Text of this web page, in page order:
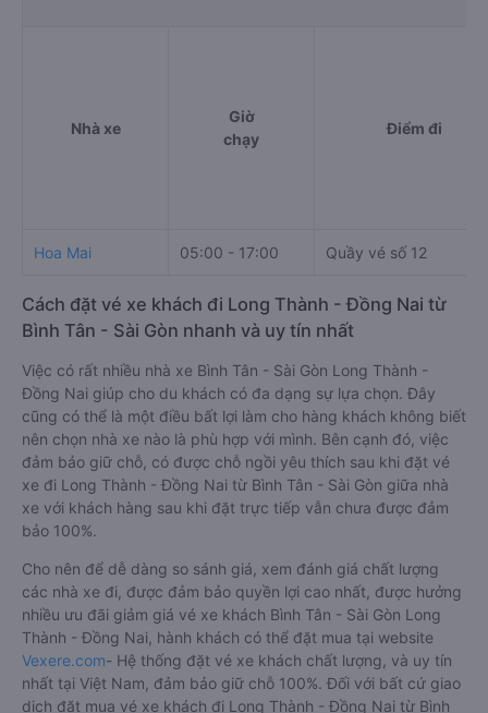
Nhà xe
Giờ
chạy
Điểm đi
Hoa Mai 05:00 - 17:00 Quầy vé số 12
Cách đặt vé xe khách đi Long Thành - Đồng Nai từ
Bình Tân - Sài Gòn nhanh và uy tín nhất
Việc có rất nhiều nhà xe Bình Tân - Sài Gòn Long Thành -
Đồng Nai giúp cho du khách có đa dạng sự lựa chọn. Đây
cũng có thể là một điều bất lợi làm cho hàng khách không biết
nên chọn nhà xe nào là phù hợp với mình. Bên cạnh đó, việc
đảm bảo giữ chỗ, có được chỗ ngồi yêu thích sau khi đặt vé
xe đi Long Thành - Đồng Nai từ Bình Tân - Sài Gòn giữa nhà
xe với khách hàng sau khi đặt trực tiếp vẫn chưa được đảm
bảo 100%.
Cho nên để dễ dàng so sánh giá, xem đánh giá chất lượng
các nhà xe đi, được đảm bảo quyền lợi cao nhất, được hưởng
nhiều ưu đãi giảm giá vé xe khách Bình Tân - Sài Gòn Long
Thành - Đồng Nai, hành khách có thể đặt mua tại website
Vexere.com- Hệ thống đặt vé xe khách chất lượng, và uy tín
nhất tại Việt Nam, đảm bảo giữ chỗ 100%. Đối với bất cứ giao
dịch đặt mua vé xe khách đi Long Thành - Đồng Nai từ Bình